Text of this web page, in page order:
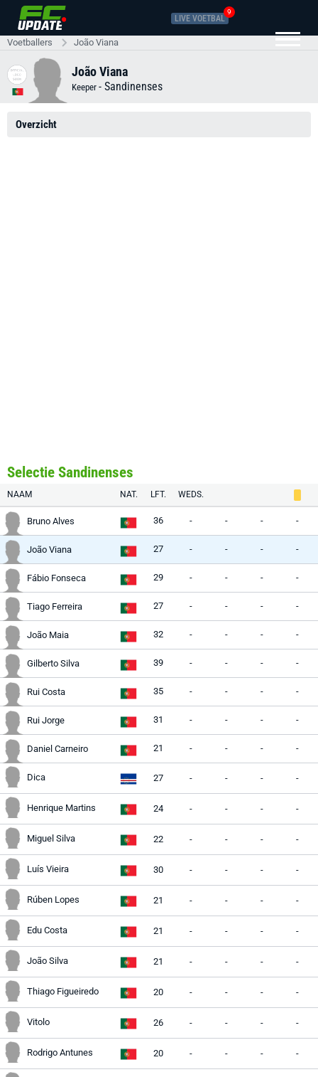
LIVE VOETBAL
9
Voetballers João Viana
João Viana
Keeper - Sandinenses
Overzicht
Selectie Sandinenses
NAAM NAT. LFT. WEDS.
Bruno Alves 36 - - - -
João Viana 27 - - - -
Fábio Fonseca 29 - - - -
Tiago Ferreira 27 - - - -
João Maia 32 - - - -
Gilberto Silva 39 - - - -
Rui Costa 35 - - - -
Rui Jorge 31 - - - -
Daniel Carneiro 21 - - - -
Dica 27 - - - -
Henrique Martins 24 - - - -
Miguel Silva 22 - - - -
Luís Vieira 30 - - - -
Rúben Lopes 21 - - - -
Edu Costa 21 - - - -
João Silva 21 - - - -
Thiago Figueiredo 20 - - - -
Vitolo 26 - - - -
Rodrigo Antunes 20 - - - -